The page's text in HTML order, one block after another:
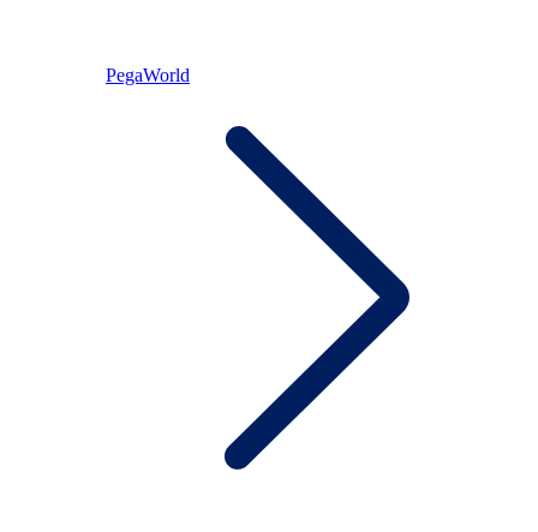
PegaWorld